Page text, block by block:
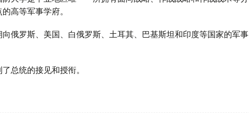
高等军事学府。
俄罗斯、美国、白俄罗斯、土耳其、巴基斯坦和印度等国家的军事
总统的接见和授衔。